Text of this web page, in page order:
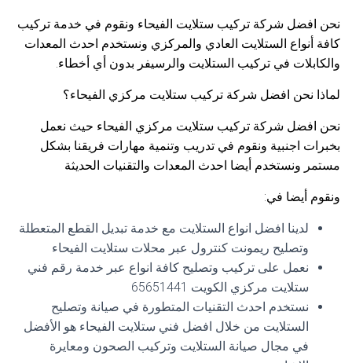
نحن افضل شركة تركيب ستلايت الفيحاء ونقوم في خدمة تركيب
كافة أنواع الستلايت العادي والمركزي ونستخدم احدث المعدات
والكابلات في تركيب الستلايت والرسيفر بدون أي أخطاء.
لماذا نحن افضل شركة تركيب ستلايت مركزي الفيحاء؟
نحن افضل شركة تركيب ستلايت مركزي الفيحاء حيث نعمل
بخبرات اجنبية ونقوم في تدريب وتنمية مهارات فريقنا بشكل
مستمر ونستخدم أيضا احدث المعدات والتقنيات الحديثة
ونقوم أيضا في:
لدينا افضل انواع الستلايت مع خدمة تبديل القطع المتعطلة
وتصليح ريمونت كنترول عبر محلات ستلايت الفيحاء
نعمل على تركيب وتصليح كافة انواع عبر خدمة رقم فني
ستلايت مركزي الكويت 65651441
نستخدم احدث التقنيات المتطورة في صيانة وتصليح
الستلايت من خلال افضل فني ستلايت الفيحاء هو الأفضل
في مجال صيانة الستلايت وتركيب الصحون ومعايرة